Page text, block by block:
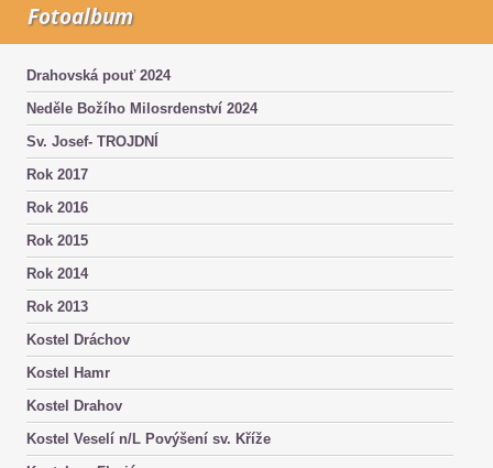
Fotoalbum
Drahovská pouť 2024
Neděle Božího Milosrdenství 2024
Sv. Josef- TROJDNÍ
Rok 2017
Rok 2016
Rok 2015
Rok 2014
Rok 2013
Kostel Dráchov
Kostel Hamr
Kostel Drahov
Kostel Veselí n/L Povýšení sv. Kříže